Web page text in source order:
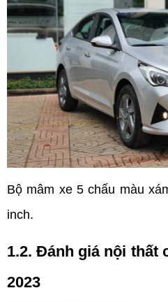
Bộ mâm xe 5 chấu màu
inch.
1.2. Đánh giá nội thất
2023